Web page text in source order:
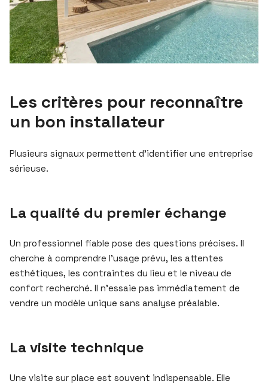
Les critères pour reconnaître
un bon installateur
Plusieurs signaux permettent d’identifier une entreprise
sérieuse.
La qualité du premier échange
Un professionnel fiable pose des questions précises. Il
cherche à comprendre l’usage prévu, les attentes
esthétiques, les contraintes du lieu et le niveau de
confort recherché. Il n’essaie pas immédiatement de
vendre un modèle unique sans analyse préalable.
La visite technique
Une visite sur place est souvent indispensable. Elle